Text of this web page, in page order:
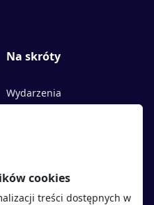
Na skróty
Wydarzenia
Polityka cookies
Polityka prywatności
cookies
treści dostępnych w